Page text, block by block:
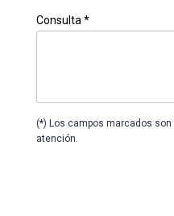
Consulta *
(*) Los campos marcados
atención.